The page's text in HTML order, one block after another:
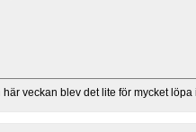
här veckan blev det lite för mycket